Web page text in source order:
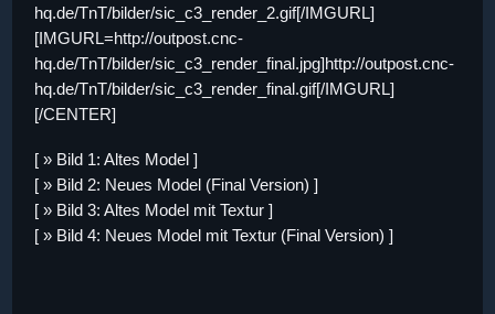
hq.de/TnT/bilder/sic_c3_render_2.gif[/IMGURL]
[IMGURL=http://outpost.cnc-
hq.de/TnT/bilder/sic_c3_render_final.jpg]http://outpost.cnc-
hq.de/TnT/bilder/sic_c3_render_final.gif[/IMGURL]
[/CENTER]
[ » Bild 1: Altes Model ]
[ » Bild 2: Neues Model (Final Version) ]
[ » Bild 3: Altes Model mit Textur ]
[ » Bild 4: Neues Model mit Textur (Final Version) ]